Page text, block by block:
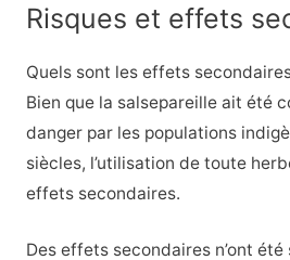
Risques et effets
Quels sont les effets
Bien que la salsepareille ait été
danger par les populations
siècles, l’utilisation de toute
effets secondaires.
Des effets secondaires n’ont